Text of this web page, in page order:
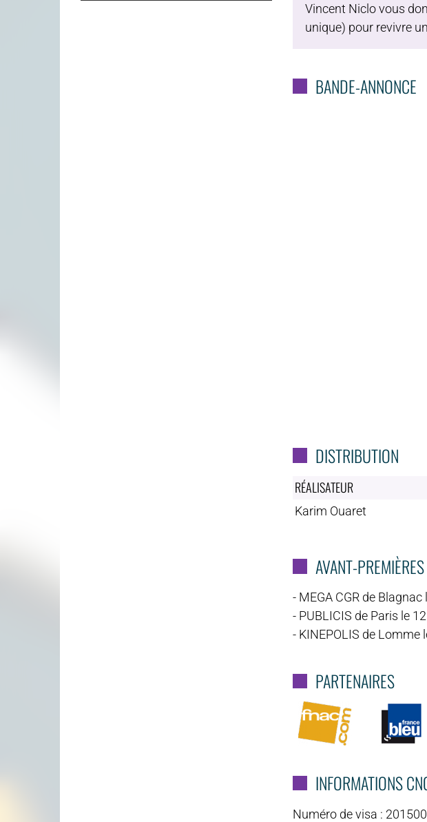
Vincent Niclo vous
unique) pour revivre
BANDE-ANNONCE
DISTRIBUTION
RÉALISATEUR
Karim Ouaret
AVANT-
- MEGA CGR de
- PUBLICIS de Paris le
- KINEPOLIS de Lomme
PARTENAIRES
INFORMATIONS
Numéro de visa :